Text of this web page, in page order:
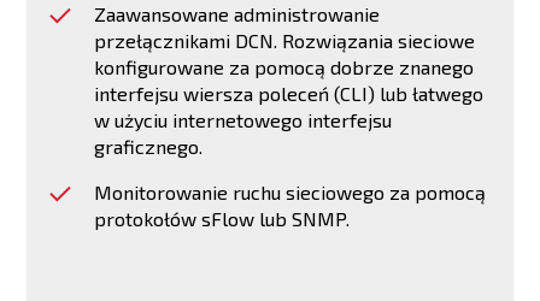
Zaawansowane administrowanie
przełącznikami DCN. Rozwiązania sieciowe
konfigurowane za pomocą dobrze znanego
interfejsu wiersza poleceń (CLI) lub łatwego
w użyciu internetowego interfejsu
graficznego.
Monitorowanie ruchu sieciowego za pomocą
protokołów sFlow lub SNMP.